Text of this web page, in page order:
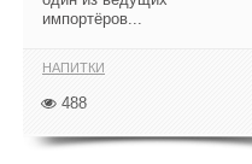
импортёров...
НАПИТКИ
488